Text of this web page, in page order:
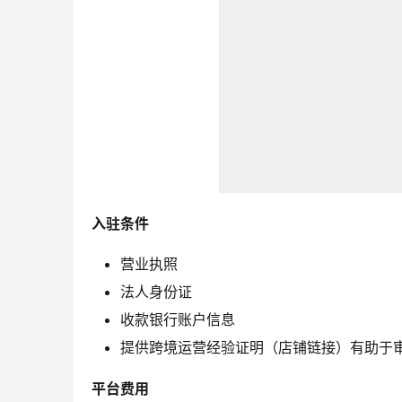
入驻条件
营业执照
法人身份证
收款银行账户信息
提供跨境运营经验证明（店铺链接）有助于
平台费用